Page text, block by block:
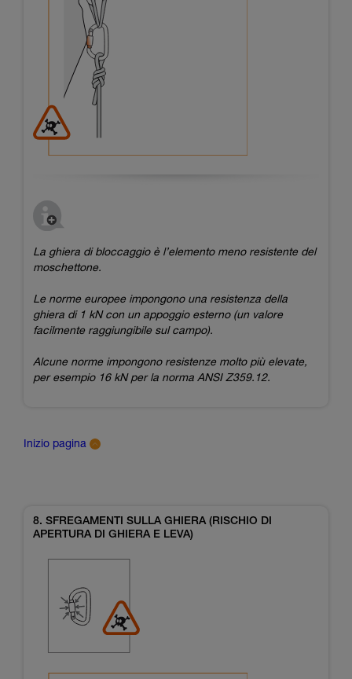
La ghiera di bloccaggio è l’elemento meno resistente del
moschettone.
Le norme europee impongono una resistenza della
ghiera di 1 kN con un appoggio esterno (un valore
facilmente raggiungibile sul campo).
Alcune norme impongono resistenze molto più elevate,
per esempio 16 kN per la norma ANSI Z359.12.
Inizio pagina
8. SFREGAMENTI SULLA GHIERA (RISCHIO DI
APERTURA DI GHIERA E LEVA)